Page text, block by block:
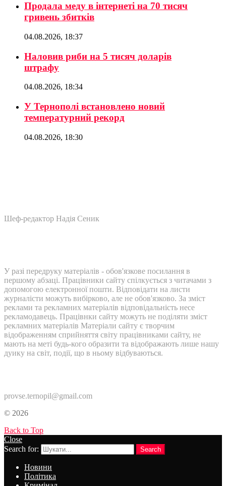
Продала меду в інтернеті на 70 тисяч
гривень збитків
04.08.2026, 18:37
Наловив риби на 5 тисяч доларів
штрафу
04.08.2026, 18:34
У Тернополі встановлено новий
температурний рекорд
04.08.2026, 18:30
Шеф-редактор Надія Сеник
У разі передруку матеріалів - обов'язкове посилання в
першому абзаці. Працівники сайту спілкується з читачами з
допомогою електронної пошти. Відповідати на листи
журналісти можуть вибірково, але не обов'язково. За зміст
реклами та рекламних матеріалів відповідальність несе
рекламодавець. Працівнки сайту можуть не поділяти зміст
рекламних матеріалів Матеріали сайту є творчим
відображенням сприйняття світу працівниками сайту, не
мають на меті будь-кого образити та відображають лише нашу
дуику на світ, події, що в ньому відбуваються.
provse.ternopil@gmail.com
© 2026
Back to Top
Close
Search for:
Search
Новини
Політика